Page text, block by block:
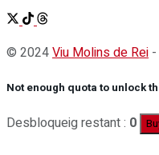
© 2024Viu Molins de Rei
Not enough quota to unlock
Desbloqueig restant : 0